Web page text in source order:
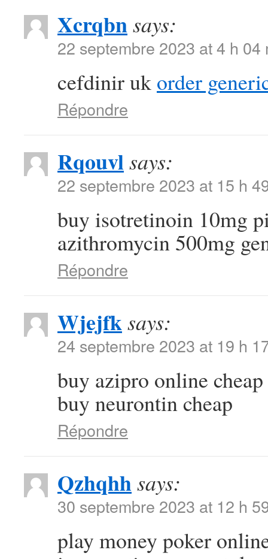
Xcrqbnsays:
22 septembre 2023 at 4 h 04
cefdinir uk order
Répondre
Rqouvlsays:
22 septembre 2023 at 15 h
buy isotretinoin 10mg
azithromycin 500mg
Répondre
Wjejfksays:
24 septembre 2023 at 19 h
buy azipro online cheap
buy neurontin cheap
Répondre
Qzhqhhsays:
30 septembre 2023 at 12 h
play money poker